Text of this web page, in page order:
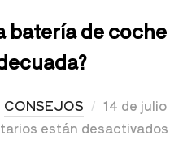
batería de coche
CONSEJOS
14 de julio
están desactivados